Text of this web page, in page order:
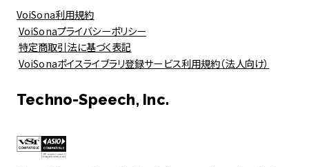
VoiSona利用規約
VoiSonaプライバシーポリシー
特定商取引法に基づく表記
VoiSonaボイスライブラリ登録サービス利用規約（法人向け）
Techno-Speech, Inc.